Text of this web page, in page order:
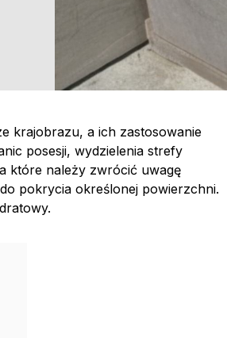
krajobrazu, a ich zastosowanie
posesji, wydzielenia strefy
które należy zwrócić uwagę
pokrycia określonej powierzchni.